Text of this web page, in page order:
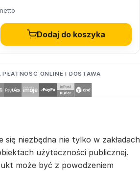
Dodaj do koszyka
PŁATNOŚĆ ONLINE I DOSTAWA
się niezbędna nie tylko w zakładach
użyteczności publicznej.
może być z powodzeniem